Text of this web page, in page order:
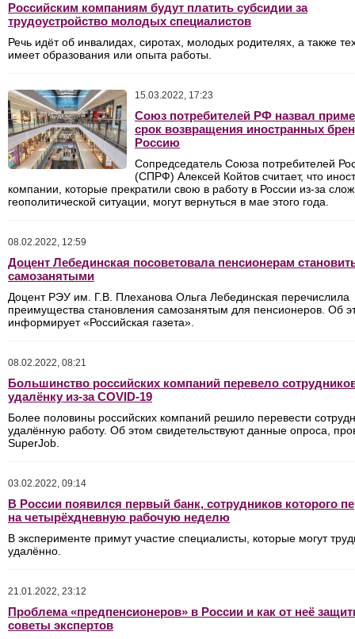
Российским компаниям будут платить субсидии за
трудоустройство молодых специалистов
Речь идёт об инвалидах, сиротах, молодых родителях, а также
имеет образования или опыта работы.
15.03.2022, 17:23
Союз потребителей РФ назвал
срок возвращения иностранных
Россию
Сопредседатель Союза потребителей
(СПРФ) Алексей Койтов считает, что
компании, которые прекратили свою в работу в России из-за
геополитической ситуации, могут вернуться в мае этого года.
08.02.2022, 12:59
Доцент Лебединская посоветовала пенсионерам
самозанятыми
Доцент РЭУ им. Г.В. Плеханова Ольга Лебединская перечислила
преимущества становления самозанятым для пенсионеров. Об
информирует «Российская газета».
08.02.2022, 08:21
Большинство российских компаний перевело
удалёнку из-за COVID-19
Более половины российских компаний решило перевести
удалённую работу. Об этом свидетельствуют данные опроса,
SuperJob.
03.02.2022, 09:14
В России появился первый банк, сотрудников которого
на четырёхдневную рабочую неделю
В эксперименте примут участие специалисты, которые могут
удалённо.
21.01.2022, 23:12
Проблема «предпенсионеров» в России и как от неё
советы экспертов